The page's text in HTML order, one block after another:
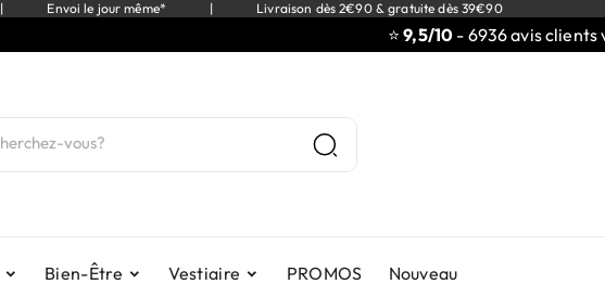
| Envoi le jour même* | Livraison dès 2€90 & gratuite dès 39€90
9,5/10- 6936 avis clients
Bien-Être Vestiaire PROMOS Nouveau